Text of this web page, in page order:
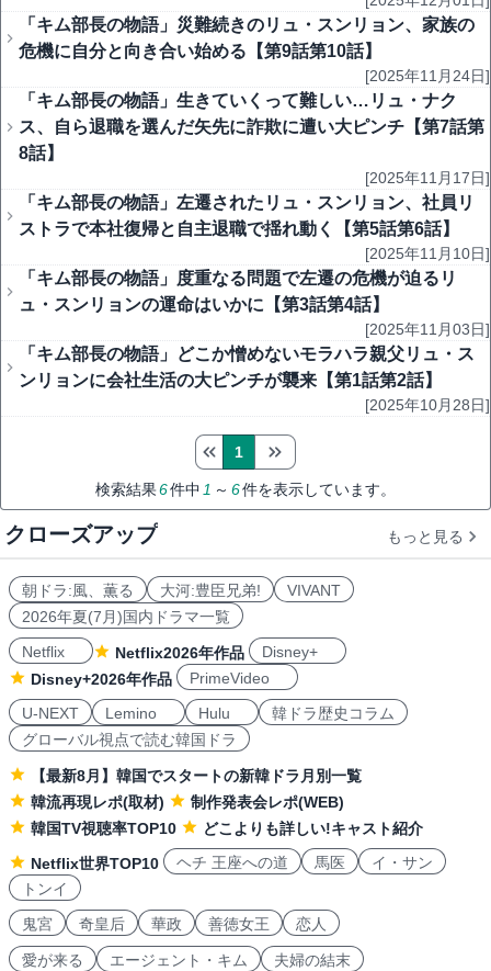
「キム部長の物語」災難続きのリュ・スンリョン、家族の
危機に自分と向き合い始める【第9話第10話】
[2025年11月24日]
「キム部長の物語」生きていくって難しい…リュ・ナク
ス、自ら退職を選んだ矢先に詐欺に遭い大ピンチ【第7話第
8話】
[2025年11月17日]
「キム部長の物語」左遷されたリュ・スンリョン、社員リ
ストラで本社復帰と自主退職で揺れ動く【第5話第6話】
[2025年11月10日]
「キム部長の物語」度重なる問題で左遷の危機が迫るリ
ュ・スンリョンの運命はいかに【第3話第4話】
[2025年11月03日]
「キム部長の物語」どこか憎めないモラハラ親父リュ・ス
ンリョンに会社生活の大ピンチが襲来【第1話第2話】
[2025年10月28日]
検索結果6件中 1 ～ 6件を表示しています。
1
クローズアップ もっと見る
朝ドラ:風、薫る 大河:豊臣兄弟!
VIVANT
2026年夏(7月)国内ドラマ一覧
Netflix
Netflix2026年作品
Disney+
Disney+2026年作品
PrimeVideo
U-NEXT
Lemino Hulu
韓ドラ歴史コラム
グローバル視点で読む韓国ドラ
【最新8月】韓国でスタートの新韓ドラ月別一覧
韓流再現レポ(取材)
制作発表会レポ(WEB)
韓国TV視聴率TOP10
どこよりも詳しい!キャスト紹介
Netflix世界TOP10
ヘチ 王座への道 馬医
イ・サン
トンイ
鬼宮
奇皇后 華政 善徳女王 恋人
愛が来る エージェント・キム 夫婦の結末